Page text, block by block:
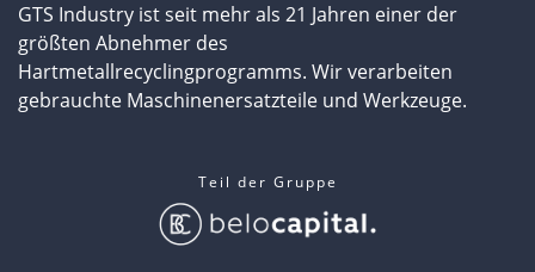
GTS Industry ist seit mehr als 21 Jahren einer der
größten Abnehmer des
Hartmetallrecyclingprogramms. Wir verarbeiten
gebrauchte Maschinenersatzteile und Werkzeuge.
Teil der Gruppe